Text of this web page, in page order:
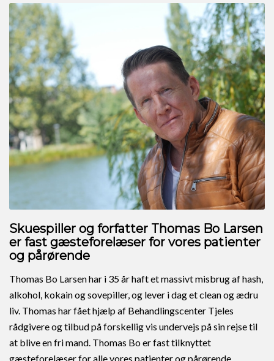
Skuespiller og forfatter Thomas Bo Larsen
er fast gæsteforelæser for vores patienter
og pårørende
Thomas Bo Larsen har i 35 år haft et massivt misbrug af hash,
alkohol, kokain og sovepiller, og lever i dag et clean og ædru
liv. Thomas har fået hjælp af Behandlingscenter Tjeles
rådgivere og tilbud på forskellig vis undervejs på sin rejse til
at blive en fri mand. Thomas Bo er fast tilknyttet
gæsteforelæser for alle vores patienter og pårørende.